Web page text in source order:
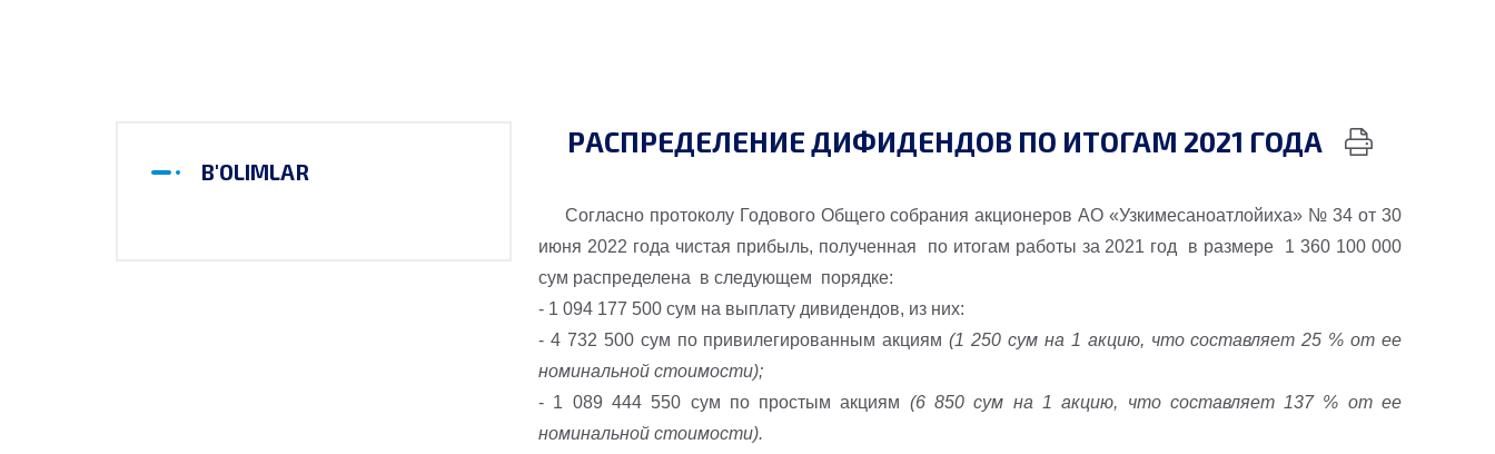
B'OLIMLAR
РАСПРЕДЕЛЕНИЕ ДИФИДЕНДОВ ПО ИТОГАМ 2021 ГОДА
Согласно протоколу Годового Общего собрания акционеров АО «Узкимесаноатлойиха» № 34 от 30
июня 2022 года чистая прибыль, полученная по итогам работы за 2021 год в размере 1 360 100 000
сум распределена в следующем порядке:
- 1 094 177 500 сум на выплату дивидендов, из них:
- 4 732 500 сум по привилегированным акциям(1 250 сум на 1 акцию, что составляет 25 % от ее
номинальной стоимости);
- 1 089 444 550 сум по простым акциям (6 850 сум на 1 акцию, что составляет 137 % от ее
номинальной стоимости).